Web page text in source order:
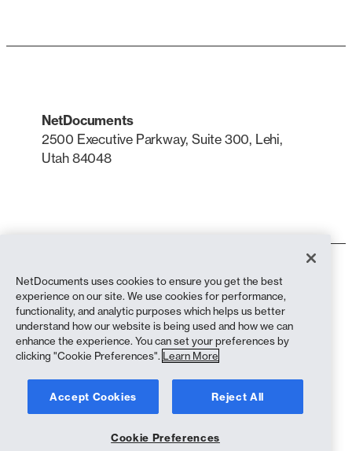
NetDocuments
2500 Executive Parkway, Suite 300, Lehi,
Utah 84048
Integritetspolicy
Sekretesspolicy (bosatta i Kalifornien)
Uttalande mot slaveri
Cookiepolicy
Efterlevnad
Copyright © 2026 NetDocuments Software, Inc. Alla rättigheter
NetDocuments uses cookies to ensure you get the best
experience on our site. We use cookies for performance,
functionality, and analytic purposes which helps us better
understand how our website is being used and how we can
enhance the experience. You can set your preferences by
clicking "Cookie Preferences". Learn More
Accept Cookies Reject All
Cookie Preferences